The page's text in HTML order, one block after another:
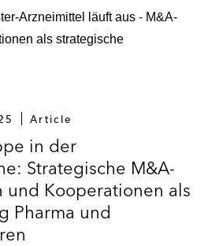
Arzneimittel läuft aus - M&A-
als strategische
Article
in der
Strategische M&A-
und Kooperationen als
Pharma und